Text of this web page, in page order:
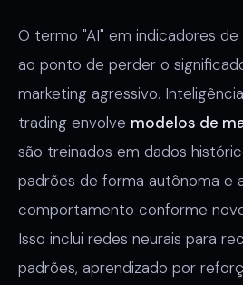
O termo "AI" em indicadores
ao ponto de perder o
marketing agressivo.
trading envolve modelos de
são treinados em dados
padrões de forma autônoma e
comportamento conforme
Isso inclui redes neurais para
padrões, aprendizado por